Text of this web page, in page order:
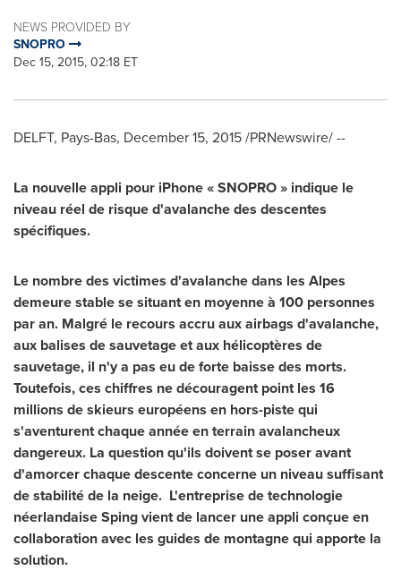
NEWS PROVIDED BY
SNOPRO
Dec 15, 2015, 02:18 ET
DELFT, Pays-Bas, December 15, 2015/PRNewswire/ --
La nouvelle appli pour iPhone« SNOPRO » indique le
niveau réel de risque d'avalanche des descentes
spécifiques.
Le nombre des victimes d'avalanche dans les Alpes
demeure stable se situant en moyenne à 100 personnes
par an. Malgré le recours accru aux airbags d'avalanche,
aux balises desauvetageetaux hélicoptères de
sauvetage, il n'y a pas eu de forte baisse des morts.
Toutefois, ces chiffres ne découragent point les 16
millions de skieurs européens en hors-piste qui
s'aventurent chaque année en terrain avalancheux
dangereux. La question qu'ils doivent se poser avant
d'amorcer chaque descente concerne un niveau suffisant
de stabilitéde la neige. L'entreprise de technologie
néerlandaise Sping vient de lancer une appli conçue en
collaboration avec les guides de montagne qui apporte la
solution.